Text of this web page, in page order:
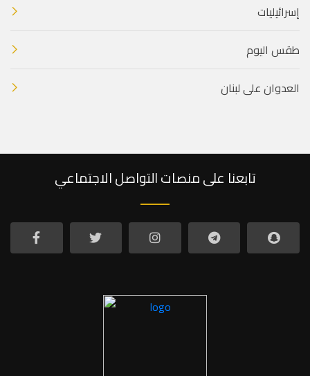
إسرائيليات
طقس اليوم
العدوان على لبنان
تابعنا على منصات التواصل الاجتماعي